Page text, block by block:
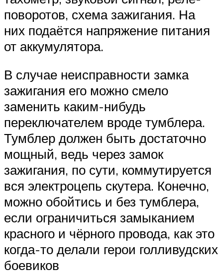
поворотов, схема зажигания. На
них подаётся напряжение питания
от аккумулятора.
В случае неисправности замка
зажигания его можно смело
заменить каким-нибудь
переключателем вроде тумблера.
Тумблер должен быть достаточно
мощный, ведь через замок
зажигания, по сути, коммутируется
вся электроцепь скутера. Конечно,
можно обойтись и без тумблера,
если ограничиться замыканием
красного и чёрного провода, как это
когда-то делали герои голливудских
боевиков